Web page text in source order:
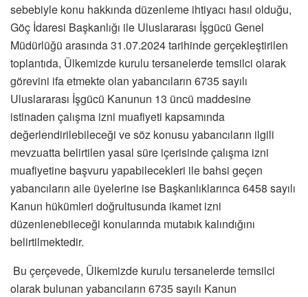
sebebiyle konu hakkında düzenleme ihtiyacı hasıl olduğu,
Göç İdaresi Başkanlığı ile Uluslararası İşgücü Genel
Müdürlüğü arasında 31.07.2024 tarihinde gerçekleştirilen
toplantıda, Ülkemizde kurulu tersanelerde temsilci olarak
görevini ifa etmekte olan yabancıların 6735 sayılı
Uluslararası İşgücü Kanunun 13 üncü maddesine
istinaden çalışma izni muafiyeti kapsamında
değerlendirilebileceği ve söz konusu yabancıların ilgili
mevzuatta belirtilen yasal süre içerisinde çalışma izni
muafiyetine başvuru yapabilecekleri ile bahsi geçen
yabancıların aile üyelerine ise Başkanlıklarınca 6458 sayılı
Kanun hükümleri doğrultusunda ikamet izni
düzenlenebileceği konularında mutabık kalındığını
belirtilmektedir.
Bu çerçevede, Ülkemizde kurulu tersanelerde temsilci
olarak bulunan yabancıların 6735 sayılı Kanun